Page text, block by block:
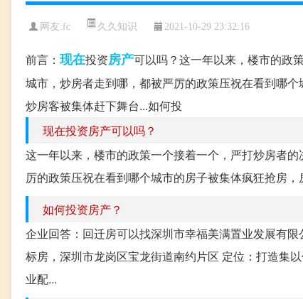
网友:fc 久久知识 2021-10-29 23:32:16
前言： 现在投资房产可以吗？这一年以来，楼市的政
城市，炒房者走到哪，都被严厉的政策压祝在看到哪
炒房客被集体赶下舞台...如何投
现在投资房产可以吗？
这一年以来，楼市的政策一个接着一个，严打炒房者
厉的政策压祝在看到哪个城市的房子被集体疯狂抢房
如何投资房产？
企业回答：回迁房可以找深圳市幸福美满置业发展有
标房，深圳市龙岗区宝龙街道南约片区 定位：打造集
业配...